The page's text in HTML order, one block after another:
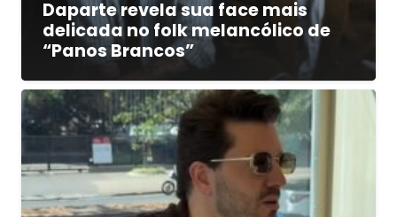
Daparte revela sua face mais
delicada no folk melancólico de
“Panos Brancos”